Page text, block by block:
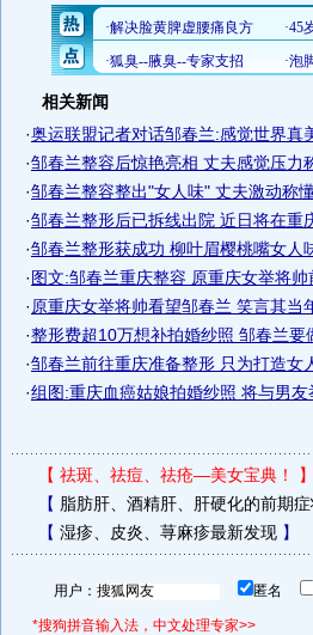
相关新闻
·奥运联盟记者对话邹春兰:感觉世界真
·邹春兰整容后惊艳亮相 丈夫感觉压力
·邹春兰整容整出"女人味" 丈夫激动称懂
·邹春兰整形后已拆线出院 近日将在重
·邹春兰整形获成功 柳叶眉樱桃嘴女人
·图文:邹春兰重庆整容 原重庆女举将帅
· 原重庆女举将帅看望邹春兰 笑言其当
·整形费超10万想补拍婚纱照 邹春兰要
·邹春兰前往重庆准备整形 只为打造女
·组图:重庆血癌姑娘拍婚纱照 将与男友
【 祛斑、祛痘、祛疮—美女宝典！ 】
【 脂肪肝、酒精肝、肝硬化的前期症
【 湿疹、皮炎、荨麻疹最新发现】
用户： 匿名
*搜狗拼音输入法，中文处理专家>>